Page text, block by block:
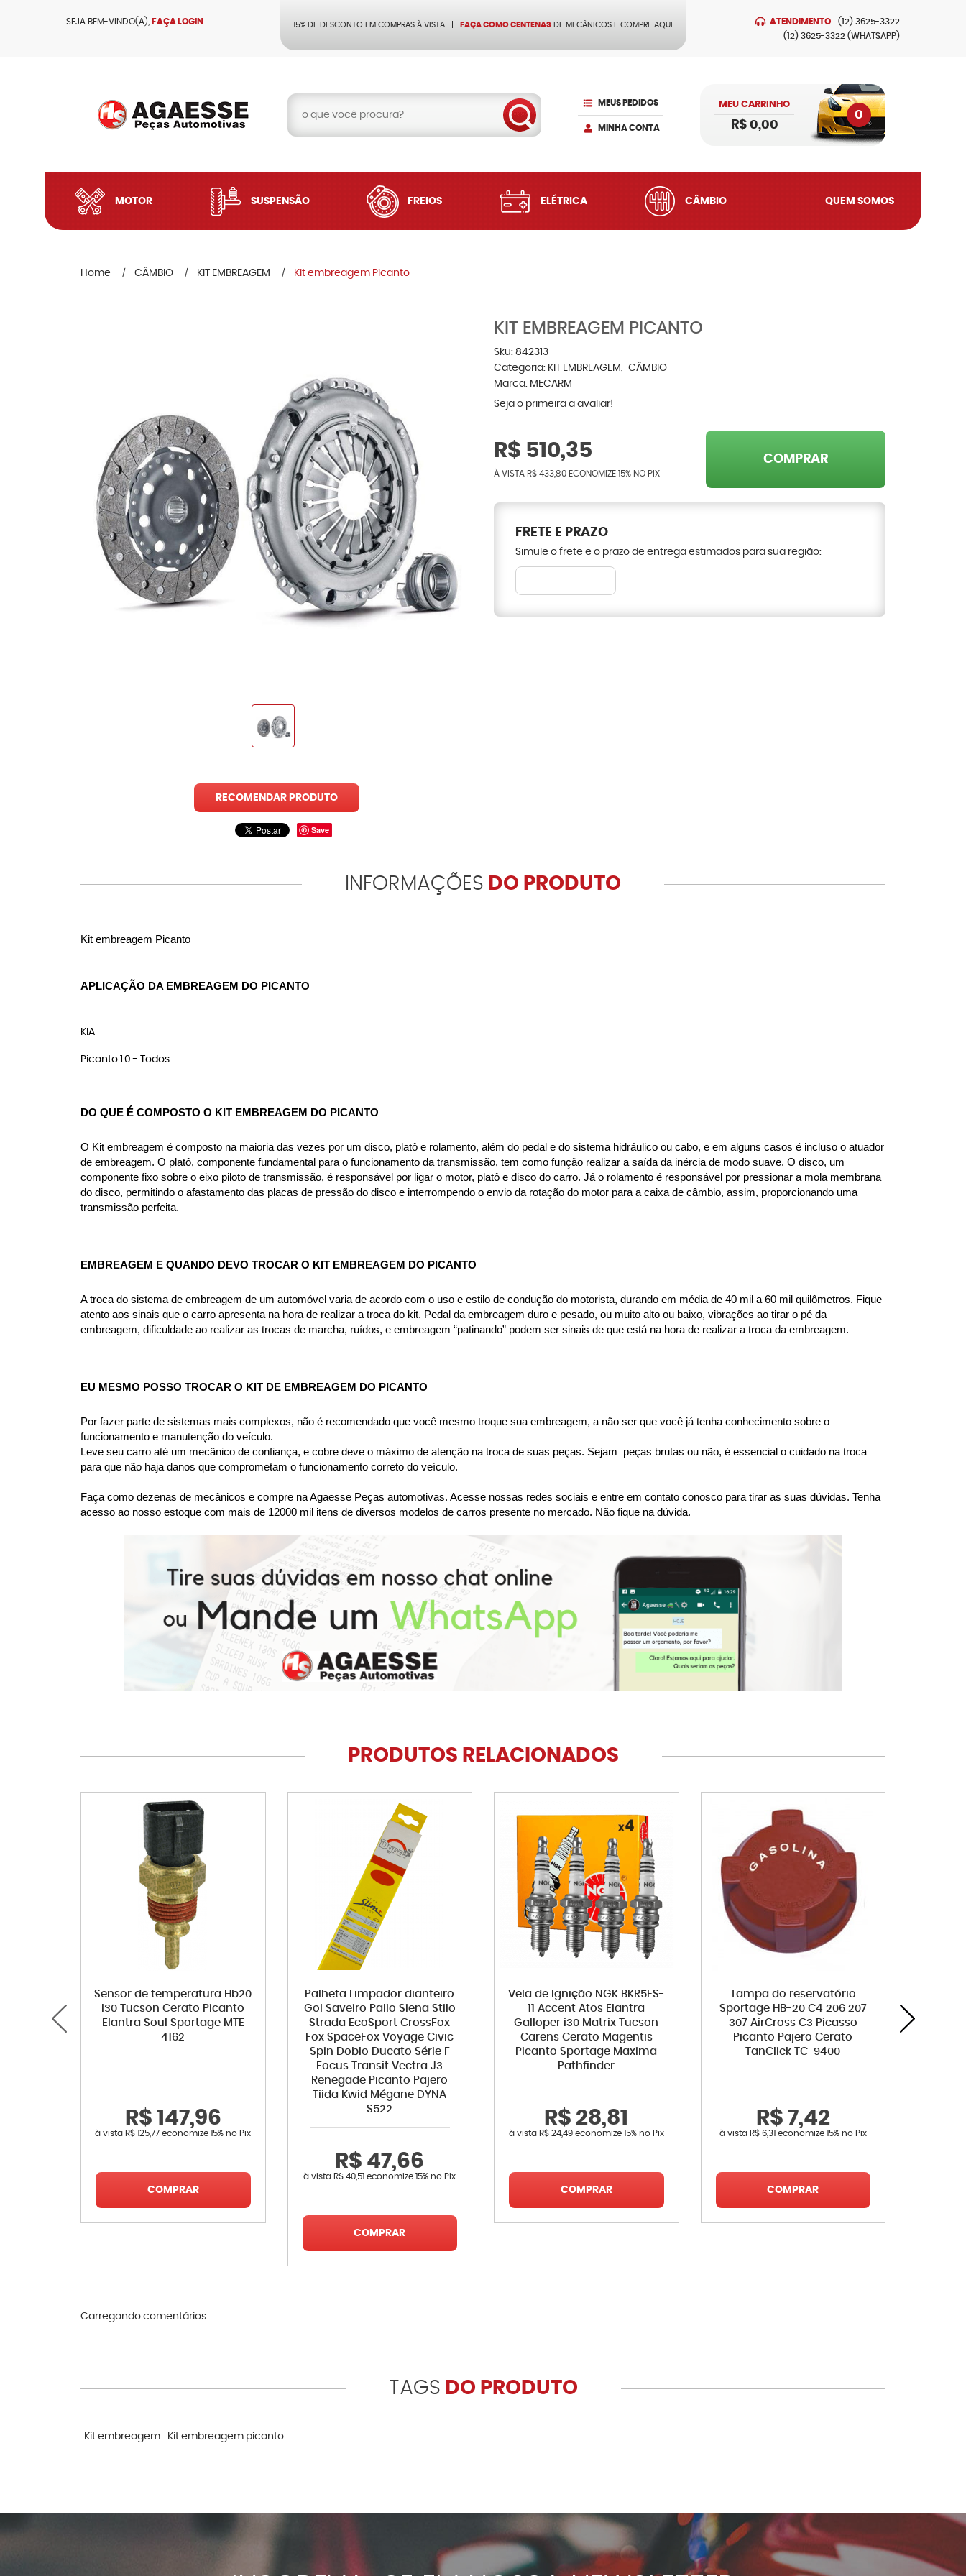
SEJA BEM-VINDO(A), FAÇA LOGIN 15% DE DESCONTO EM COMPRAS À VISTA FAÇA COMO CENTENAS DE MECÂNICOS E COMPRE AQUI ATENDIMENTO (12) 3625-3322
(12) 3625-3322 (WHATSAPP)
MEUS PEDIDOS
MINHA CONTA
MEU CARRINHO
0
R$ 0,00
MOTOR SUSPENSÃO FREIOS ELÉTRICA CÂMBIO QUEM SOMOS
Home CÂMBIO KIT EMBREAGEM Kit embreagem Picanto
RECOMENDAR PRODUTO
Save
KIT EMBREAGEM PICANTO
Sku: 842313
Categoria: KIT EMBREAGEM
CÂMBIO
Marca: MECARM
Seja o primeira a avaliar!
R$ 510,35
À VISTA R$ 433,80 ECONOMIZE 15% NO PIX
COMPRAR
FRETE E PRAZO
Simule o frete e o prazo de entrega estimados para sua região:
INFORMAÇÕES DO PRODUTO
Kit embreagem Picanto
APLICAÇÃO DA EMBREAGEM DO PICANTO
KIA
Picanto 1.0 - Todos
DO QUE É COMPOSTO O KIT EMBREAGEM DO PICANTO
O Kit embreagem é composto na maioria das vezes por um disco, platô e rolamento, além do pedal e do sistema hidráulico ou cabo, e em alguns casos é incluso o atuador
de embreagem. O platô, componente fundamental para o funcionamento da transmissão, tem como função realizar a saída da inércia de modo suave. O disco, um
componente fixo sobre o eixo piloto de transmissão, é responsável por ligar o motor, platô e disco do carro. Já o rolamento é responsável por pressionar a mola membrana
do disco, permitindo o afastamento das placas de pressão do disco e interrompendo o envio da rotação do motor para a caixa de câmbio, assim, proporcionando uma
transmissão perfeita.
EMBREAGEM E QUANDO DEVO TROCAR O KIT EMBREAGEM DO PICANTO
A troca do sistema de embreagem de um automóvel varia de acordo com o uso e estilo de condução do motorista, durando em média de 40 mil a 60 mil quilômetros. Fique
atento aos sinais que o carro apresenta na hora de realizar a troca do kit. Pedal da embreagem duro e pesado, ou muito alto ou baixo, vibrações ao tirar o pé da
embreagem, dificuldade ao realizar as trocas de marcha, ruídos, e embreagem “patinando” podem ser sinais de que está na hora de realizar a troca da embreagem.
EU MESMO POSSO TROCAR O KIT DE EMBREAGEM DO PICANTO
Por fazer parte de sistemas mais complexos, não é recomendado que você mesmo troque sua embreagem, a não ser que você já tenha conhecimento sobre o
funcionamento e manutenção do veículo.
Leve seu carro até um mecânico de confiança, e cobre deve o máximo de atenção na troca de suas peças. Sejam  peças brutas ou não, é essencial o cuidado na troca
para que não haja danos que comprometam o funcionamento correto do veículo.
Faça como dezenas de mecânicos e compre na Agaesse Peças automotivas. Acesse nossas redes sociais e entre em contato conosco para tirar as suas dúvidas. Tenha
acesso ao nosso estoque com mais de 12000 mil itens de diversos modelos de carros presente no mercado. Não fique na dúvida.
PRODUTOS RELACIONADOS
Sensor de temperatura Hb20
I30 Tucson Cerato Picanto
Elantra Soul Sportage MTE
4162
R$ 147,96
à vista R$ 125,77 economize15% no Pix
COMPRAR
Palheta Limpador dianteiro
Gol Saveiro Palio Siena Stilo
Strada EcoSport CrossFox
Fox SpaceFox Voyage Civic
Spin Doblo Ducato Série F
Focus Transit Vectra J3
Renegade Picanto Pajero
Tiida Kwid Mégane DYNA
S522
R$ 47,66
à vista R$ 40,51 economize15% no Pix
COMPRAR
Vela de Ignição NGK BKR5ES-
11 Accent Atos Elantra
Galloper i30 Matrix Tucson
Carens Cerato Magentis
Picanto Sportage Maxima
Pathfinder
R$ 28,81
à vista R$ 24,49economize 15% no Pix
COMPRAR
Tampa do reservatório
Sportage HB-20 C4 206 207
307 AirCross C3 Picasso
Picanto Pajero Cerato
TanClick TC-9400
R$ 7,42
à vista R$ 6,31 economize 15% no Pix
COMPRAR
Carregando comentários ...
TAGS DO PRODUTO
Kit embreagem Kit embreagem picanto